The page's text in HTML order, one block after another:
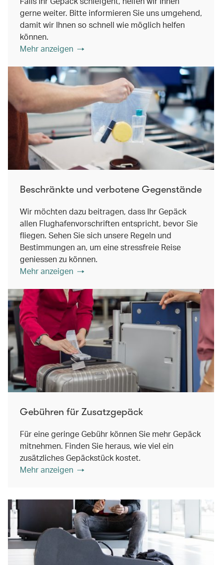
gerne weiter. Bitte informieren Sie uns umgehend,
damit wir Ihnen so schnell wie möglich helfen
können.
Mehr anzeigen
Beschränkte und verbotene Gegenstände
Wir möchten dazu beitragen, dass Ihr Gepäck
allen Flughafenvorschriften entspricht, bevor Sie
fliegen. Sehen Sie sich unsere Regeln und
Bestimmungen an, um eine stressfreie Reise
geniessen zu können.
Mehr anzeigen
Gebühren für Zusatzgepäck
Für eine geringe Gebühr können Sie mehr Gepäck
mitnehmen. Finden Sie heraus, wie viel ein
zusätzliches Gepäckstück kostet.
Mehr anzeigen